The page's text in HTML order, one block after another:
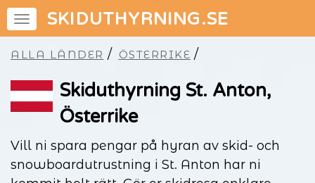
SKIDUTHYRNING.SE
ALLA LÄNDER / ÖSTERRIKE /
Skiduthyrning St. Anton,
Österrike
Vill ni spara pengar på hyran av skid- och
snowboardutrustning i St. Anton har ni